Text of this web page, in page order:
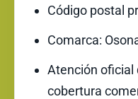
Código postal
Comarca:
Atención oficial
cobertura